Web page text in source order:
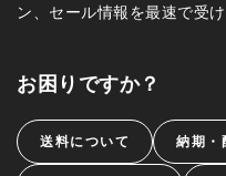
ン、セール情報を最速で受
お困りですか？
送料について 納期・